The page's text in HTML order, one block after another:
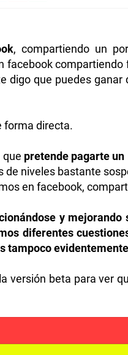
, compartiendo un
facebook
digo que puedes
forma directa.
que pretende pagarte
de niveles bastante
en facebook,
y mejorando
diferentes
tampoco
versión beta para ver